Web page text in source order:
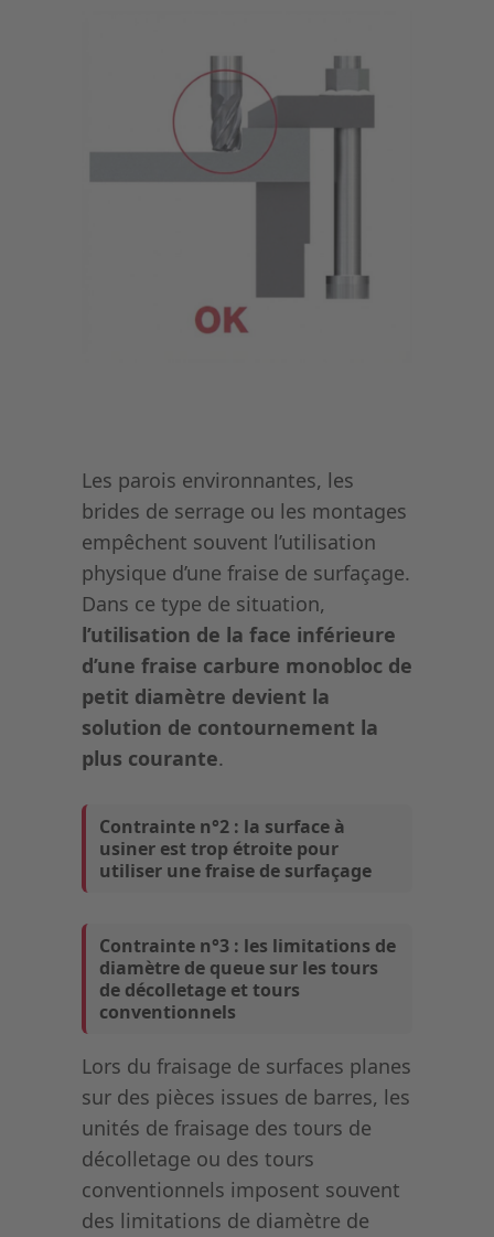
Les parois environnantes, les
brides de serrage ou les montages
empêchent souvent l’utilisation
physique d’une fraise de surfaçage.
Dans ce type de situation,
l’utilisation de la face inférieure
d’une fraise carbure monobloc de
petit diamètre devient la
solution de contournement la
plus courante.
Contrainte n°2 : la surface à
usiner est trop étroite pour
utiliser une fraise de surfaçage
Contrainte n°3 : les limitations de
diamètre de queue sur les tours
de décolletage et tours
conventionnels
Lors du fraisage de surfaces planes
sur des pièces issues de barres, les
unités de fraisage des tours de
décolletage ou des tours
conventionnels imposent souvent
des limitations de diamètre de